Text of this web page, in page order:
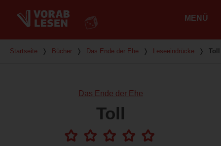
MENÜ
Du bist hier
Startseite ❭ Bücher ❭ Das Ende der Ehe ❭ Leseeindrücke ❭ Toll
Das Ende der Ehe
Toll